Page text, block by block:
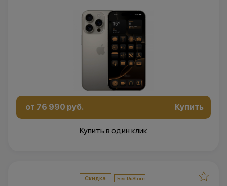
от 76 990 руб. Купить
Купить в один клик
Скидка